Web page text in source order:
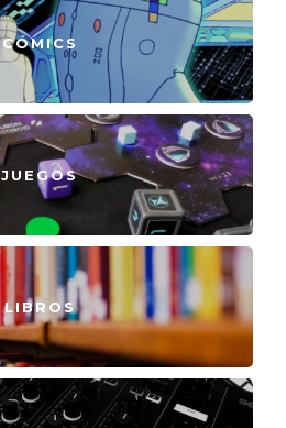
CÓMICS
JUEGOS
LIBROS